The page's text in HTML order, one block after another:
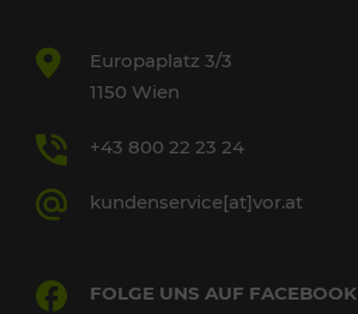
Europaplatz 3/3
1150 Wien
+43 800 22 23 24
kundenservice[at]vor.at
FOLGE UNS AUF FACEBOOK